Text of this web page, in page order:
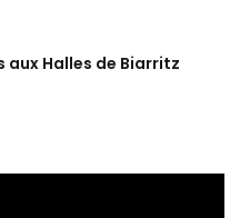
aux Halles de Biarritz